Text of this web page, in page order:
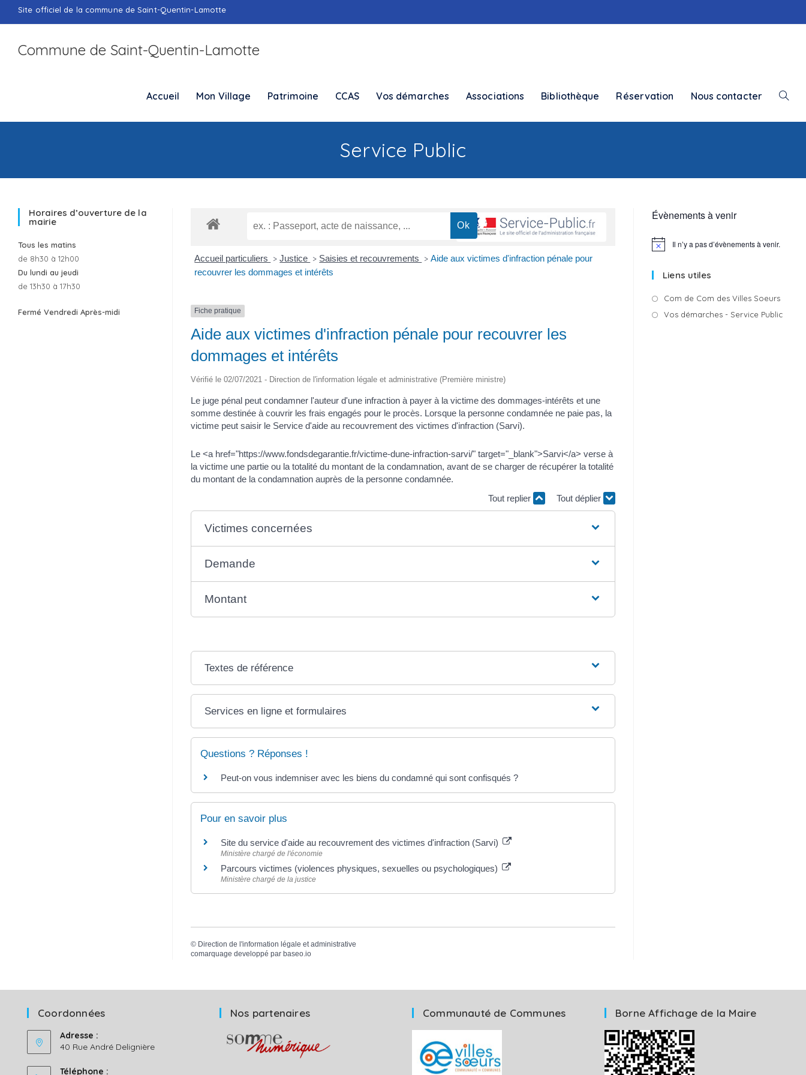
to
Site officiel de la commune de Saint-Quentin-Lamotte
Commune de Saint-Quentin-Lamotte
Accueil Mon Village Patrimoine CCAS Vos démarches Associations Bibliothèque Réservation Nous contacter Toggle
Service Public
Accueil particuliers > Justice > Saisies et recouvrements > Aide aux victimes d'infraction pénale pour
recouvrer les dommages et intérêts
Fiche pratique
Aide aux victimes d'infraction pénale pour recouvrer les
dommages et intérêts
Vérifié le 02/07/2021 - Direction de l'information légale et administrative (Première ministre)
Le juge pénal peut condamner l'auteur d'une infraction à payer à la victime des dommages-intérêts et une
somme destinée à couvrir les frais engagés pour le procès. Lorsque la personne condamnée ne paie pas, la
victime peut saisir le Service d'aide au recouvrement des victimes d'infraction (Sarvi).
Le <a href="https://www.fondsdegarantie.fr/victime-dune-infraction-sarvi/" target="_blank">Sarvi</a> verse à
la victime une partie ou la totalité du montant de la condamnation, avant de se charger de récupérer la totalité
du montant de la condamnation auprès de la personne condamnée.
Tout replier
Tout déplier
Victimes concernées
Demande
Montant
Textes de référence
Services en ligne et formulaires
Questions ? Réponses !
Peut-on vous indemniser avec les biens du condamné qui sont confisqués ?
Pour en savoir plus
Site du service d'aide au recouvrement des victimes d'infraction (Sarvi)
Ministère chargé de l'économie
Parcours victimes (violences physiques, sexuelles ou psychologiques)
Ministère chargé de la justice
© Direction de l'information légale et administrative
comarquage developpé par baseo.io
Horaires d’ouverture de la
mairie
Tous les matins
de 8h30 à 12h00
Du lundi au jeudi
de 13h30 à 17h30
Fermé Vendredi Après-midi
Évènements à venir
N
e
Il n’y a pas d’évènements à venir.
Liens utiles
Com de Com des Villes Soeurs
dans
Vos démarches - Service Public
Coordonnées
Adresse :
40 Rue André Delignière
Téléphone :
Nos partenaires Communauté de Communes Borne Affichage de la Maire